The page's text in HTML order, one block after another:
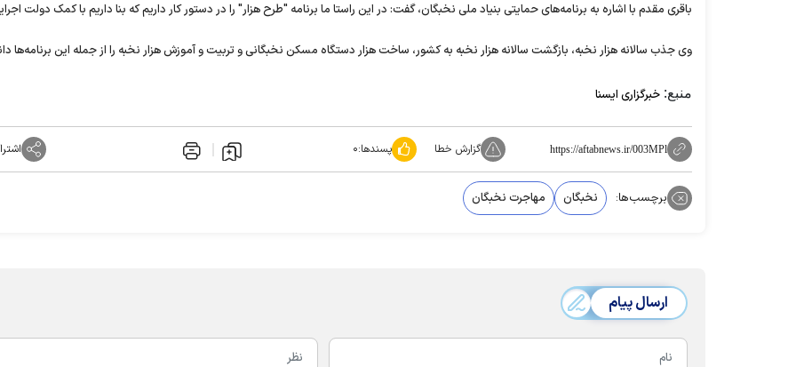
باقری مقدم با اشاره به برنامه‌های حمایتی بنیاد ملی نخبگان، گفت: در این راستا ما برنامه "طرح هزار" را در دستور کار داریم که بنا داریم با کمک دولت
وی جذب سالانه هزار نخبه، بازگشت‌ سالانه هزار نخبه به کشور، ساخت هزار دستگاه مسکن نخبگانی و تربیت و آموزش هزار نخبه را از جمله این برنامه‌ها
منبع: خبرگزاری ایسنا
https://aftabnews.ir/003MPl گزارش خطا پسندها:۰
برچسب‌ها: نخبگان مهاجرت نخبگان
ارسال پیام